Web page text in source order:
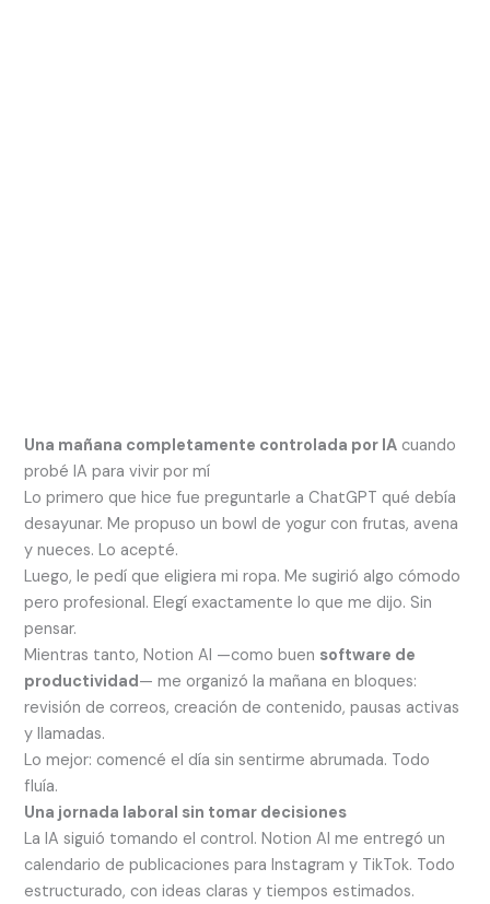
Una mañana completamente controlada por IA cuando
probé IA para vivir por mí
Lo primero que hice fue preguntarle a ChatGPT qué debía
desayunar. Me propuso un bowl de yogur con frutas, avena
y nueces. Lo acepté.
Luego, le pedí que eligiera mi ropa. Me sugirió algo cómodo
pero profesional. Elegí exactamente lo que me dijo. Sin
pensar.
Mientras tanto, Notion AI —como buen software de
productividad— me organizó la mañana en bloques:
revisión de correos, creación de contenido, pausas activas
y llamadas.
Lo mejor: comencé el día sin sentirme abrumada. Todo
fluía.
Una jornada laboral sin tomar decisiones
La IA siguió tomando el control. Notion AI me entregó un
calendario de publicaciones para Instagram y TikTok. Todo
estructurado, con ideas claras y tiempos estimados.